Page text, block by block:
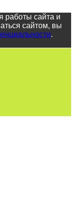
работы сайта и
сайтом, вы
.